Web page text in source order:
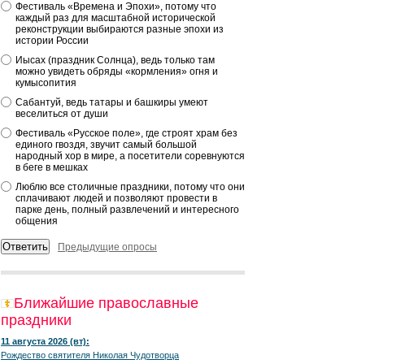
Фестиваль «Времена и Эпохи», потому что
каждый раз для масштабной исторической
реконструкции выбираются разные эпохи из
истории России
Иысах (праздник Солнца), ведь только там
можно увидеть обряды «кормления» огня и
кумысопития
Сабантуй, ведь татары и башкиры умеют
веселиться от души
Фестиваль «Русское поле», где строят храм без
единого гвоздя, звучит самый большой
народный хор в мире, а посетители соревнуются
в беге в мешках
Люблю все столичные праздники, потому что они
сплачивают людей и позволяют провести в
парке день, полный развлечений и интересного
общения
Предыдущие опросы
Ближайшие православные
праздники
11 августа 2026 (вт):
Рождество святителя Николая Чудотворца